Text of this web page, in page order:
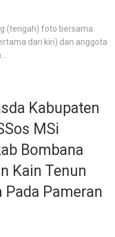
(tengah) foto bersama
dari kiri) dan anggota
Kabupaten
MSi
Bombana
Kain Tenun
Pada Pameran